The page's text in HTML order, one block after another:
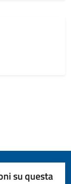
su questa